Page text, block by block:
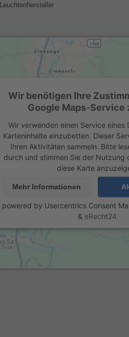
Leuchtenhersteller
Wir benötigen Ihre
Google Maps-Service
Wir verwenden einen Service eines
Karteninhalte einzubetten. Dieser
Ihren Aktivitäten sammeln. Bitte
durch und stimmen Sie der Nutzung
diese Karte
Mehr Informationen
powered by Usercentrics Consent
& eRecht24